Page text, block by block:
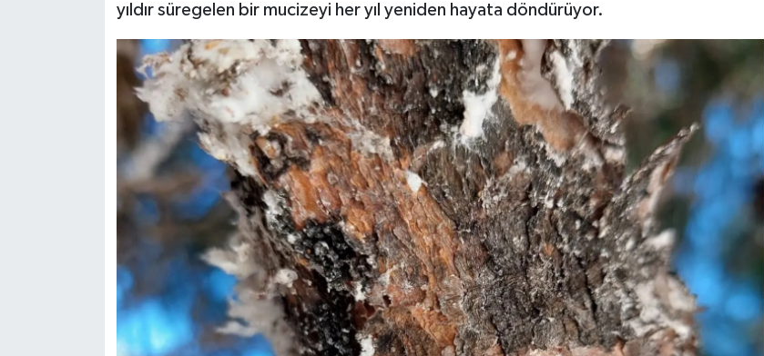
yıldır süregelen bir mucizeyi her yıl yeniden hayata döndürüyor.